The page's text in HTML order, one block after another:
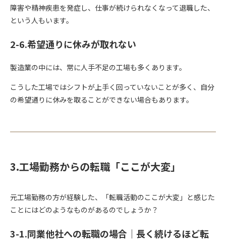
障害や精神疾患を発症し、仕事が続けられなくなって退職した、
という人もいます。
2-6.希望通りに休みが取れない
製造業の中には、常に人手不足の工場も多くあります。
こうした工場ではシフトが上手く回っていないことが多く、自分
の希望通りに休みを取ることができない場合もあります。
3.工場勤務からの転職「ここが大変」
元工場勤務の方が経験した、「転職活動のここが大変」と感じた
ことにはどのようなものがあるのでしょうか？
3-1.同業他社への転職の場合｜長く続けるほど転